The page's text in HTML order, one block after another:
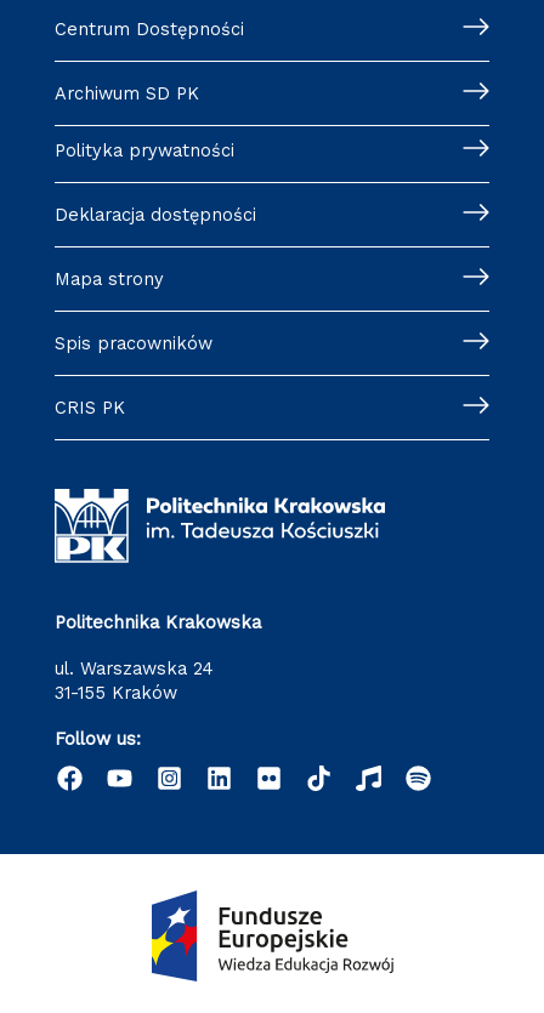
Centrum Dostępności
Archiwum SD PK
Polityka prywatności
Deklaracja dostępności
Mapa strony
Spis pracowników
CRIS PK
Politechnika Krakowska
ul. Warszawska 24
31-155 Kraków
Follow us: